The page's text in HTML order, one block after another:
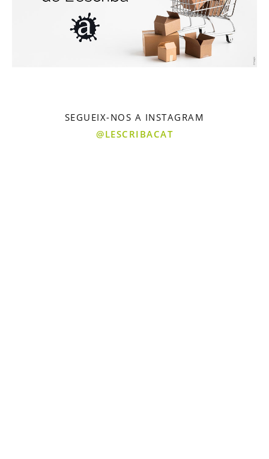
SEGUEIX-NOS A INSTAGRAM
@LESCRIBACAT